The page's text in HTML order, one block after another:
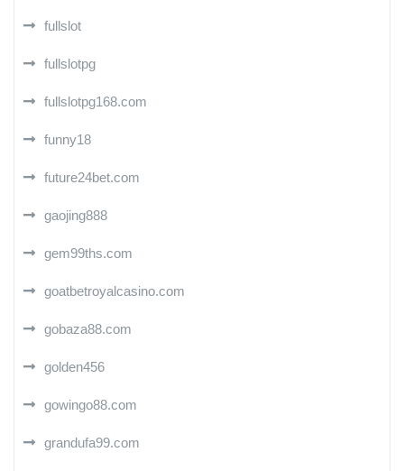
fullslot
fullslotpg
fullslotpg168.com
funny18
future24bet.com
gaojing888
gem99ths.com
goatbetroyalcasino.com
gobaza88.com
golden456
gowingo88.com
grandufa99.com